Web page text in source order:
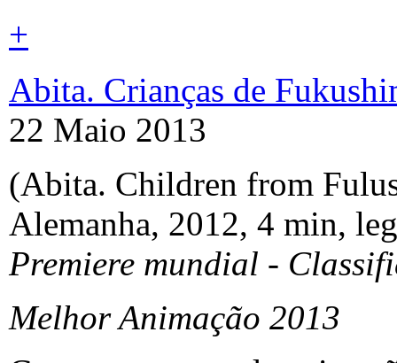
+
Abita. Crianças de
22 Maio 2013
(Abita. Children from
Alemanha, 2012, 4 min,
Premiere mundial -
Melhor Animação 2013